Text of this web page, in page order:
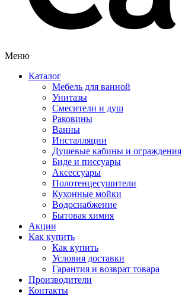
Меню
Каталог
Мебель для ванной
Унитазы
Смесители и душ
Раковины
Ванны
Инсталляции
Душевые кабины и ограждения
Биде и писсуары
Аксессуары
Полотенцесушители
Кухонные мойки
Водоснабжение
Бытовая химия
Акции
Как купить
Как купить
Условия доставки
Гарантия и возврат товара
Производители
Контакты